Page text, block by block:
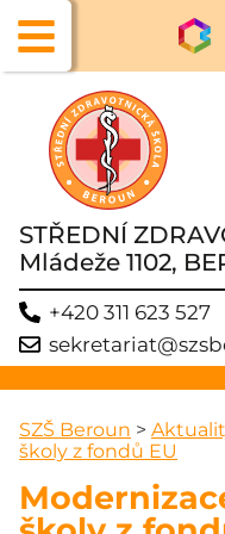
STŘEDNÍ
Mládeže 1102,
+420 311 623 527
SZŠ Beroun >
školy z fondů EU